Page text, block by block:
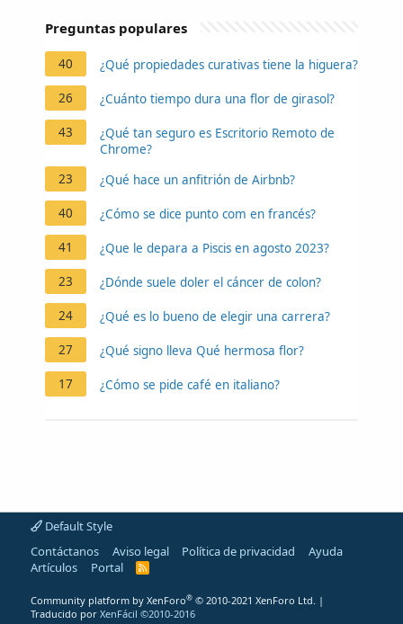
Preguntas populares
40 ¿Qué propiedades curativas tiene la higuera?
26 ¿Cuánto tiempo dura una flor de girasol?
43
¿Qué tan seguro es Escritorio Remoto de
Chrome?
23
¿Qué hace un anfitrión de Airbnb?
40 ¿Cómo se dice punto com en francés?
41 ¿Que le depara a Piscis en agosto 2023?
23 ¿Dónde suele doler el cáncer de colon?
24 ¿Qué es lo bueno de elegir una carrera?
27 ¿Qué signo lleva Qué hermosa flor?
17 ¿Cómo se pide café en italiano?
Default Style
Contáctanos
Aviso legal Política de privacidad
Ayuda
Artículos
Portal
R
Community platform by XenForo® © 2010-2021 XenForo Ltd. |
Traducido por XenFácil ©2010-2016